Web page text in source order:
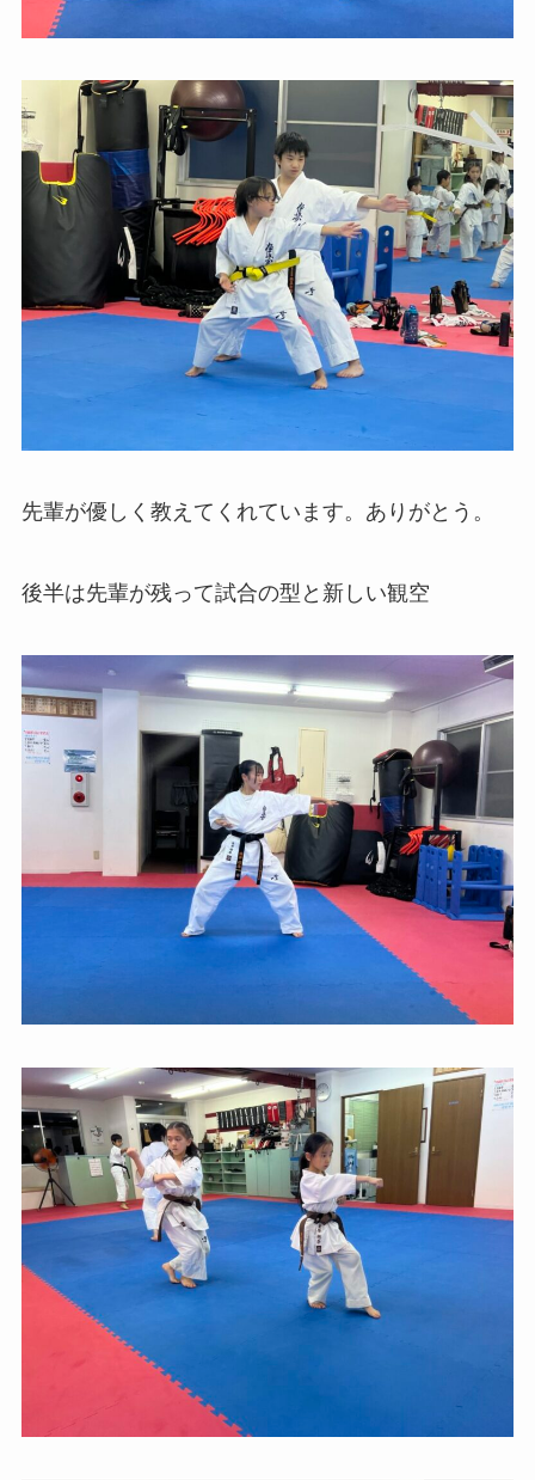
先輩が優しく教えてくれています。ありがとう。
後半は先輩が残って試合の型と新しい観空